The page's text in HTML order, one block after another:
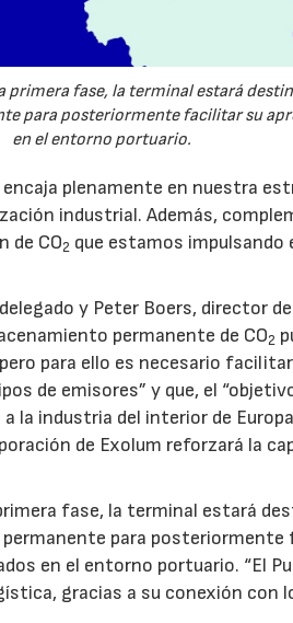
primera fase, la terminal estará
para posteriormente facilitar su
en el entorno portuario.
plenamente en nuestra
industrial. Además,
de CO2 que estamos impulsando
y Peter Boers, director
permanente de CO2
para ello es necesario
de emisores” y que, el
la industria del interior de
de Exolum reforzará la
fase, la terminal estará
para
en el entorno portuario. “El
gracias a su conexión con